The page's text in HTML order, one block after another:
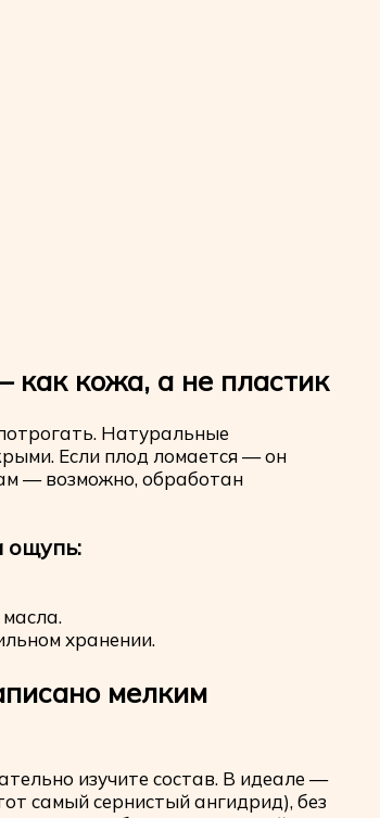
как кожа, а не пластик
Натуральные
Если плод ломается — он
— возможно, обработан
ощупь:
хранении.
мелким
изучите состав. В идеале —
самый сернистый ангидрид), без